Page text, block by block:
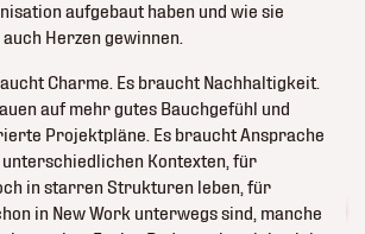
aufgebaut haben und wie sie
Herzen gewinnen.
Charme. Es braucht Nachhaltigkeit.
auf mehr gutes Bauchgefühl und
Projektpläne. Es braucht Ansprache
unterschiedlichen Kontexten, für
in starren Strukturen leben, für
in New Work unterwegs sind, manche